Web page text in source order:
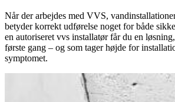
Når der arbejdes med VVS,
betyder korrekt udførelse noget for både
en autoriseret vvs installatør får du en
første gang – og som tager højde for
symptomet.